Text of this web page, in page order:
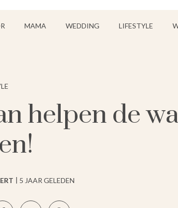
MAMA WEDDING LIFESTYLE
helpen de
5 JAAR GELEDEN